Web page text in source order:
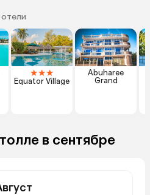
★★★
Equator Village
Abuharee
Grand
в сентябре